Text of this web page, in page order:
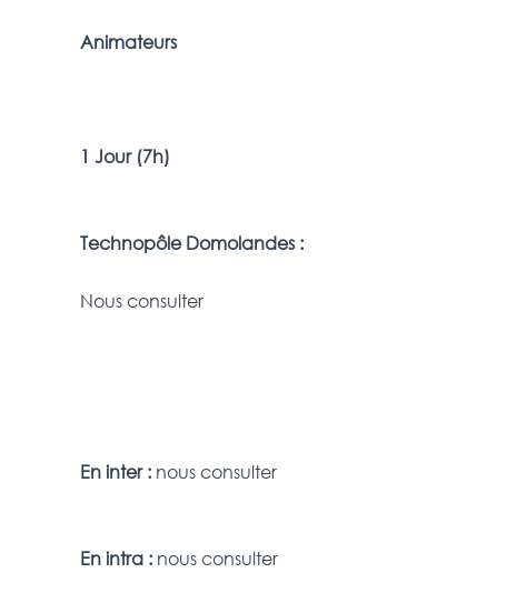
Animateurs
1 Jour (7h)
Technopôle Domolandes :
Nous consulter
En inter : nous consulter
En intra : nous consulter